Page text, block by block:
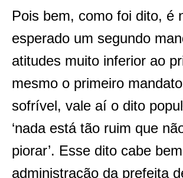
Pois bem, como foi dito, é
esperado um segundo
atitudes muito inferior ao
mesmo o primeiro
sofrível, vale aí o dito
‘nada está tão ruim que
piorar’. Esse dito cabe
administração da prefeita